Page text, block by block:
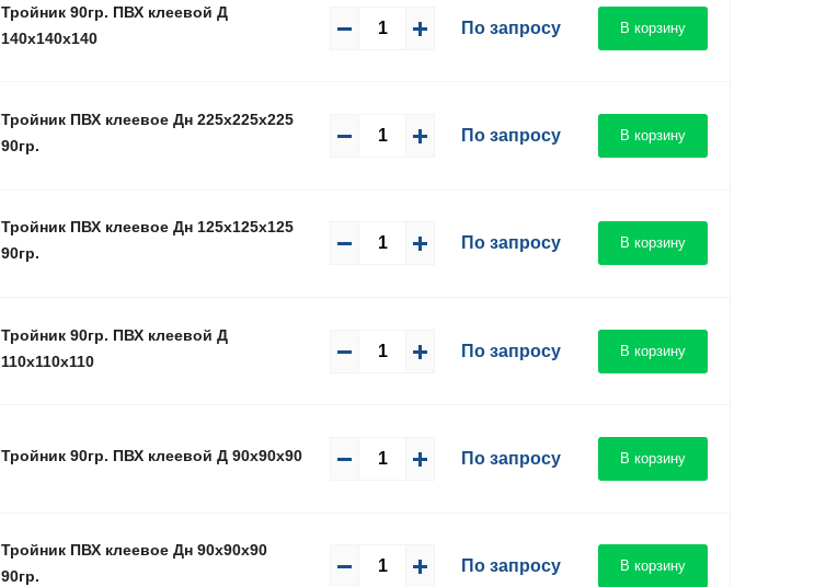
Тройник 90гр. ПВХ клеевой Д
140x140x140
По запросу В корзину
Тройник ПВХ клеевое Дн 225x225x225
90гр.
По запросу В корзину
Тройник ПВХ клеевое Дн 125x125x125
90гр.
По запросу В корзину
Тройник 90гр. ПВХ клеевой Д
110x110x110
По запросу В корзину
Тройник 90гр. ПВХ клеевой Д 90x90x90 По запросу В корзину
Тройник ПВХ клеевое Дн 90x90x90
90гр.
По запросу В корзину